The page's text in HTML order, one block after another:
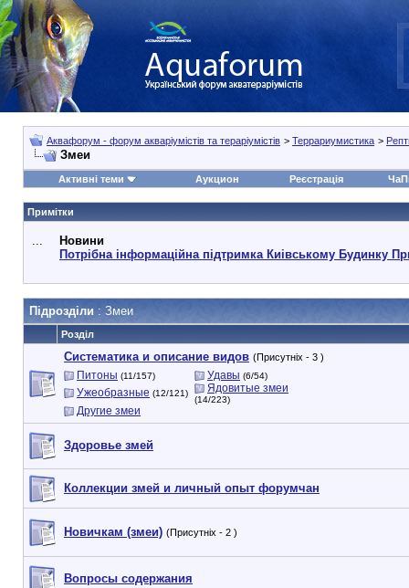
Аквафорум - форум акваріумістів та тераріумістів > Террариумистика >
Змеи
Активні теми Аукцион Реєстрація
Примітки
...
Новини
Потрібна інформаційна підтримка Киівському Будинку
Підрозділи : Змеи
Розділ
Систематика и описание видов (Присутніх - 3 )
Питоны (11/157) Удавы (6/54)
Ужеобразные (12/121) Ядовитые змеи
(14/223)
Другие змеи
Здоровье змей
Коллекции змей и личный опыт форумчан
Новичкам (змеи) (Присутніх - 2 )
Вопросы содержания